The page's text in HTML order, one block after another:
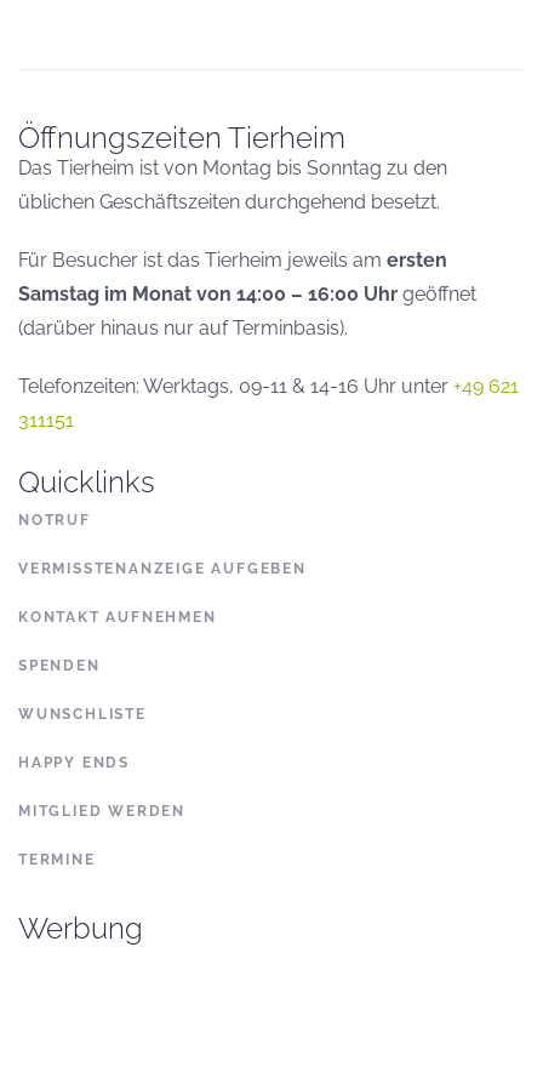
Öffnungszeiten Tierheim
Das Tierheim ist von Montag bis Sonntag zu den
üblichen Geschäftszeiten durchgehend besetzt.
Für Besucher ist das Tierheim jeweils am ersten
Samstag im Monat von 14:00 – 16:00 Uhr geöffnet
(darüber hinaus nur auf Terminbasis).
Telefonzeiten: Werktags, 09-11 & 14-16 Uhr unter +49 621
311151
Quicklinks
NOTRUF
VERMISSTENANZEIGE AUFGEBEN
KONTAKT AUFNEHMEN
SPENDEN
WUNSCHLISTE
HAPPY ENDS
MITGLIED WERDEN
TERMINE
Werbung